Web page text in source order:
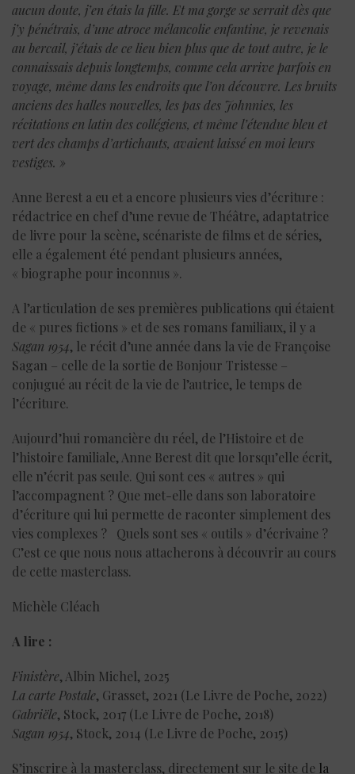
aucun doute, j’en étais la fille. Et ma gorge se serrait dès que
j’y pénétrais, d’une atroce mélancolie enfantine, je revenais
au bercail, j’étais de ce lieu bien plus que de tout autre, je le
connaissais depuis longtemps, comme cela arrive parfois en
voyage, même dans les endroits que l’on découvre. Les bruits
anciens des halles nouvelles, les pas des Johnnies, les
récitations en latin des collégiens, et même l’étendue bleu et
vert des champs d’artichauts, avaient laissé en moi leurs
vestiges. »
Anne Berest a eu et a encore plusieurs vies d’écriture :
rédactrice en chef d’une revue de Théâtre, adaptatrice
de livre pour la scène, scénariste de films et de séries,
elle a également été pendant plusieurs années,
« biographe pour inconnus ».
A l’articulation de ses premières publications qui étaient
de « pures fictions » et de ses romans familiaux, il y a
Sagan 1954, le récit d’une année dans la vie de Françoise
Sagan – celle de la sortie de Bonjour Tristesse –
conjugué au récit de la vie de l’autrice, le temps de
l’écriture.
Aujourd’hui romancière du réel, de l’Histoire et de
l’histoire familiale, Anne Berest dit que lorsqu’elle écrit,
elle n’écrit pas seule. Qui sont ces « autres » qui
l’accompagnent ? Que met-elle dans son laboratoire
d’écriture qui lui permette de raconter simplement des
vies complexes ? Quels sont ses « outils » d’écrivaine ?
C’est ce que nous nous attacherons à découvrir au cours
de cette masterclass.
Michèle Cléach
A lire :
Finistère, Albin Michel, 2025
La carte Postale, Grasset, 2021 (Le Livre de Poche, 2022)
Gabriële, Stock, 2017 (Le Livre de Poche, 2018)
Sagan 1954, Stock, 2014 (Le Livre de Poche, 2015)
S’inscrire à la masterclass, directement sur le site de la